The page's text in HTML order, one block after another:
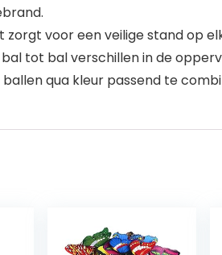
zorgt voor een veilige stand op
tot bal verschillen in de
qua kleur passend te